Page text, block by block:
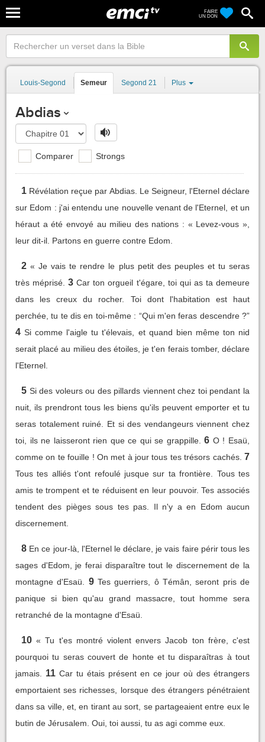
FAIRE
UN DON
Louis-Segond Semeur Segond 21 Plus
Abdias
Comparer Strongs
1 Révélation reçue par Abdias. Le Seigneur, l'Eternel déclare
sur Edom : j'ai entendu une nouvelle venant de l'Eternel, et un
héraut a été envoyé au milieu des nations : « Levez-vous »,
leur dit-il. Partons en guerre contre Edom.
2 « Je vais te rendre le plus petit des peuples et tu seras
très méprisé. 3 Car ton orgueil t'égare, toi qui as ta demeure
dans les creux du rocher. Toi dont l'habitation est haut
perchée, tu te dis en toi-même : “Qui m'en feras descendre ?”
4 Si comme l'aigle tu t'élevais, et quand bien même ton nid
serait placé au milieu des étoiles, je t'en ferais tomber, déclare
l'Eternel.
5 Si des voleurs ou des pillards viennent chez toi pendant la
nuit, ils prendront tous les biens qu'ils peuvent emporter et tu
seras totalement ruiné. Et si des vendangeurs viennent chez
toi, ils ne laisseront rien que ce qui se grappille. 6 O ! Esaü,
comme on te fouille ! On met à jour tous tes trésors cachés. 7
Tous tes alliés t'ont refoulé jusque sur ta frontière. Tous tes
amis te trompent et te réduisent en leur pouvoir. Tes associés
tendent des pièges sous tes pas. Il n'y a en Edom aucun
discernement.
8 En ce jour-là, l'Eternel le déclare, je vais faire périr tous les
sages d'Edom, je ferai disparaître tout le discernement de la
montagne d'Esaü.
9 Tes guerriers, ô Témân, seront pris de
panique si bien qu'au grand massacre, tout homme sera
retranché de la montagne d'Esaü.
10 « Tu t'es montré violent envers Jacob ton frère, c'est
pourquoi tu seras couvert de honte et tu disparaîtras à tout
jamais.
11 Car tu étais présent en ce jour où des étrangers
emportaient ses richesses, lorsque des étrangers pénétraient
dans sa ville, et, en tirant au sort, se partageaient entre eux le
butin de Jérusalem. Oui, toi aussi, tu as agi comme eux.